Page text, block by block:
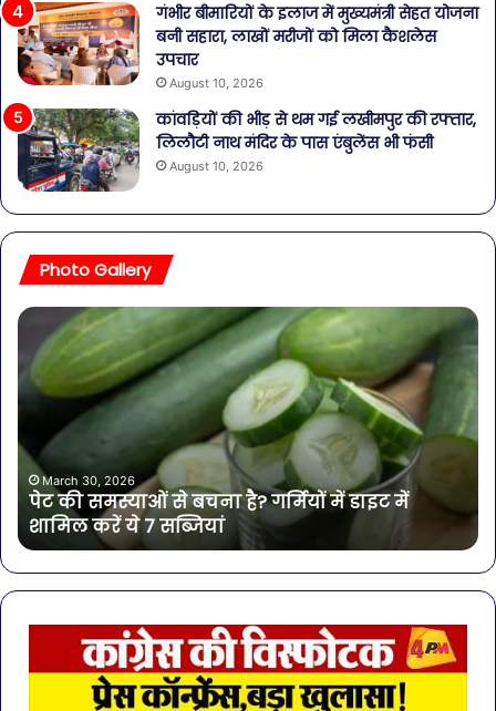
गंभीर बीमारियों के इलाज में मुख्यमंत्री सेहत योजना
बनी सहारा, लाखों मरीजों को मिला कैशलेस
उपचार
August 10, 2026
कांवड़ियों की भीड़ से थम गई लखीमपुर की रफ्तार,
लिलौटी नाथ मंदिर के पास एंबुलेंस भी फंसी
August 10, 2026
Photo Gallery
पेट
समस्याओं
गर्मियों
डाइट
शामिल
करें
ये
March 30, 2026
पेट की समस्याओं से बचना है? गर्मियों में डाइट में
शामिल करें ये 7 सब्जियां
के